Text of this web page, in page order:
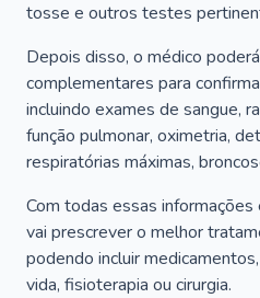
tosse e outros testes
Depois disso, o médico
complementares para
incluindo exames de sangue,
função pulmonar, oximetria,
respiratórias máximas,
Com todas essas
vai prescrever o melhor
podendo incluir
vida, fisioterapia ou cirurgia.